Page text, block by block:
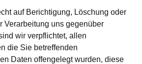
auf Berichtigung, Löschung oder
Verarbeitung uns gegenüber
wir verpflichtet, allen
die Sie betreffenden
Daten offengelegt wurden, diese